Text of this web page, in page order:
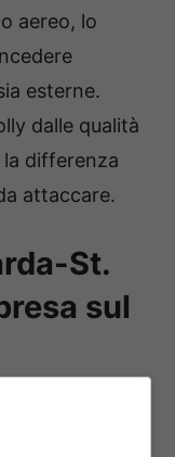
aereo, lo
esterne.
dalle qualità
differenza
attaccare.
St.
sul
ad accentrarsi
trovando